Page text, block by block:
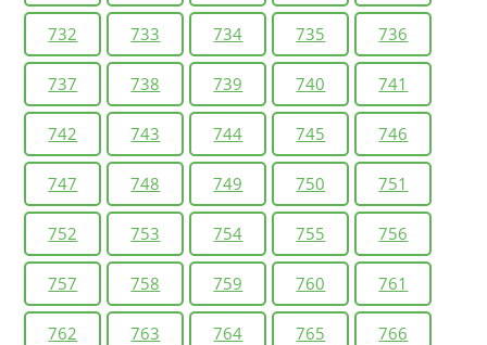
732 733 734 735 736
737 738 739 740 741
742 743 744 745 746
747 748 749 750 751
752 753 754 755 756
757 758 759 760 761
762 763 764 765 766